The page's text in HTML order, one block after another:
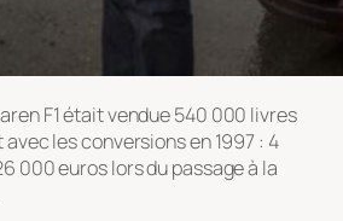
F1 était vendue 540 000 livres
les conversions en 1997 : 4
000 euros lors du passage à la